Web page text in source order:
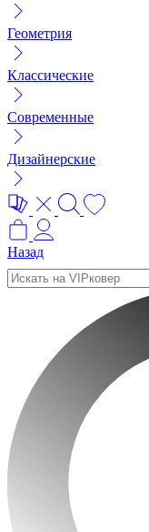
Геометрия
Классические
Современные
Дизайнерские
Назад